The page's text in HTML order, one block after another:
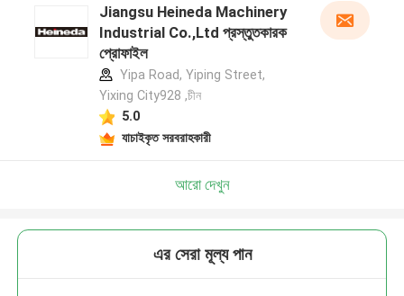
Jiangsu Heineda Machinery
Industrial Co.,Ltd প্রস্তুতকারক
প্রোফাইল
Yipa Road, Yiping Street,
Yixing City928 ,চীন
5.0
যাচাইকৃত সরবরাহকারী
আরো দেখুন
এর সেরা মূল্য পান